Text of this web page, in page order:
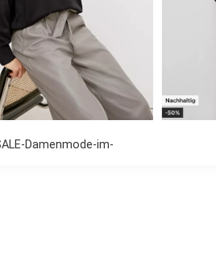
Damenmode-im-